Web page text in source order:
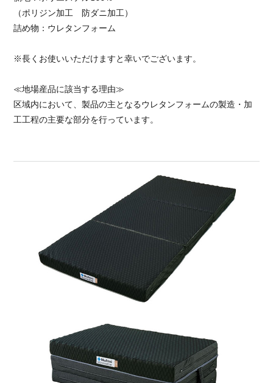
（ポリジン加工 防ダニ加工）
詰め物：ウレタンフォーム
※長くお使いいただけますと幸いでございます。
≪地場産品に該当する理由≫
区域内において、製品の主となるウレタンフォームの製造・加
工工程の主要な部分を行っています。